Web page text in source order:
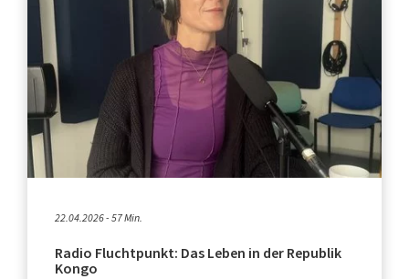
22.04.2026 - 57 Min.
Radio Fluchtpunkt: Das Leben in der Republik
Kongo